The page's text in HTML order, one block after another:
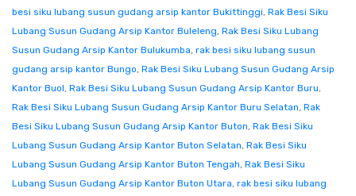
besi siku lubang susun gudang arsip kantor Bukittinggi, Rak Besi Siku
Lubang Susun Gudang Arsip Kantor Buleleng, Rak Besi Siku Lubang
Susun Gudang Arsip Kantor Bulukumba, rak besi siku lubang susun
gudang arsip kantor Bungo, Rak Besi Siku Lubang Susun Gudang Arsip
Kantor Buol, Rak Besi Siku Lubang Susun Gudang Arsip Kantor Buru,
Rak Besi Siku Lubang Susun Gudang Arsip Kantor Buru Selatan, Rak
Besi Siku Lubang Susun Gudang Arsip Kantor Buton, Rak Besi Siku
Lubang Susun Gudang Arsip Kantor Buton Selatan, Rak Besi Siku
Lubang Susun Gudang Arsip Kantor Buton Tengah, Rak Besi Siku
Lubang Susun Gudang Arsip Kantor Buton Utara, rak besi siku lubang